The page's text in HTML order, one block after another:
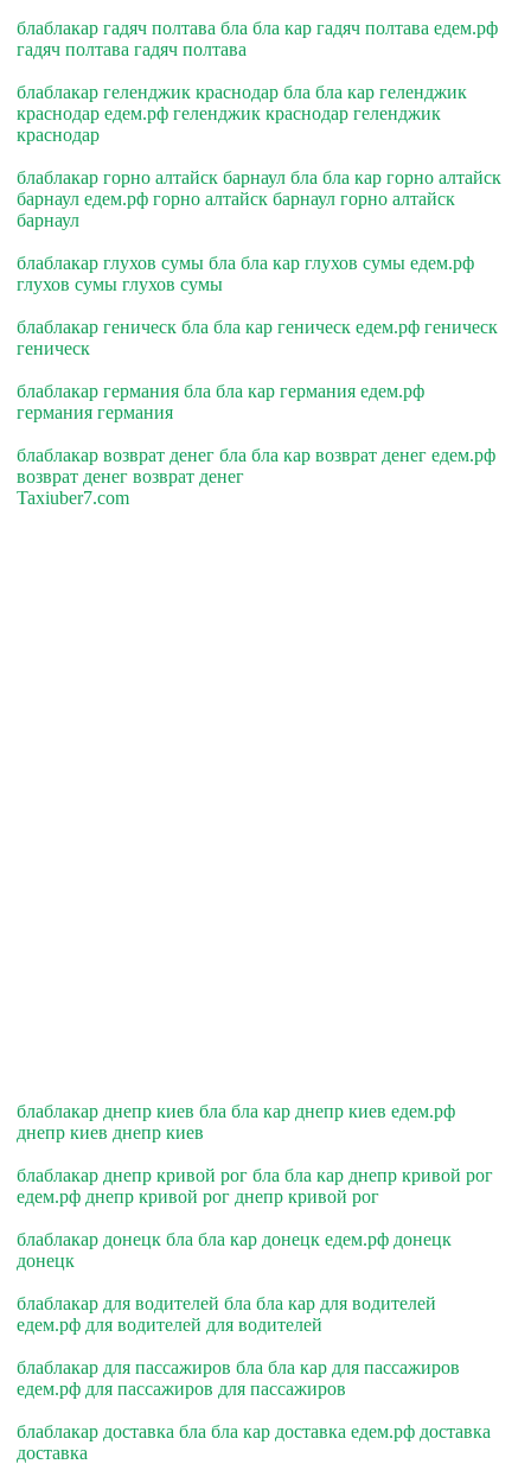
блаблакар гадяч полтава бла бла кар гадяч полтава едем.рф
гадяч полтава гадяч полтава
блаблакар геленджик краснодар бла бла кар геленджик
краснодар едем.рф геленджик краснодар геленджик
краснодар
блаблакар горно алтайск барнаул бла бла кар горно алтайск
барнаул едем.рф горно алтайск барнаул горно алтайск
барнаул
блаблакар глухов сумы бла бла кар глухов сумы едем.рф
глухов сумы глухов сумы
блаблакар геническ бла бла кар геническ едем.рф геническ
геническ
блаблакар германия бла бла кар германия едем.рф
германия германия
блаблакар возврат денег бла бла кар возврат денег едем.рф
возврат денег возврат денег
Taxiuber7.com
блаблакар днепр киев бла бла кар днепр киев едем.рф
днепр киев днепр киев
блаблакар днепр кривой рог бла бла кар днепр кривой рог
едем.рф днепр кривой рог днепр кривой рог
блаблакар донецк бла бла кар донецк едем.рф донецк
донецк
блаблакар для водителей бла бла кар для водителей
едем.рф для водителей для водителей
блаблакар для пассажиров бла бла кар для пассажиров
едем.рф для пассажиров для пассажиров
блаблакар доставка бла бла кар доставка едем.рф доставка
доставка